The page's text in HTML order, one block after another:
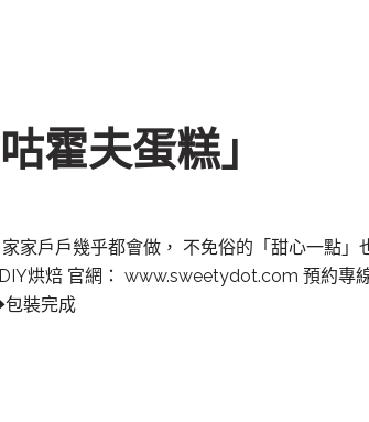
霍夫蛋糕」
家戶戶幾乎都會做， 不免俗的「甜心一點
烘焙 官網： www.sweetydot.com 預約專
裝完成